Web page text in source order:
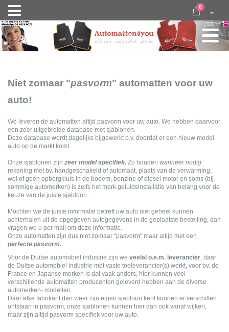
Nav
activeren
door
inhoud
Cart
0 items
Niet zomaar "pasvorm" automatten voor uw
auto!
We leveren de automatten altijd pasvorm voor uw auto. We hebben daarvoor
een zeer uitgebreide database met sjablonen.
Deze database wordt dagelijks bijgewerkt b.v. doordat er een nieuw model
auto op de markt komt.
Onze sjablonen zijn zeer model specifiek. Zo houden wanneer nodig
rekening met bv. handgeschakeld of automaat, plaats van de verwarming,
wel of geen opbergkluis in de bodem, benzine of diesel motor en soms (bij
sommige automerken) is zelfs het merk geluidsinstallatie van belang voor de
keuze van de juiste sjabloon.
Mochten we de juiste informatie betreft uw auto niet geheel kunnen
achterhalen uit de opgegeven autogegevens in de geplaatste bestelling, dan
vragen we u per mail om deze informatie.
Onze automatten zijn dus niet zomaar "pasvorm" maar altijd met een
perfecte pasvorm.
Voor de Duitse automobiel industrie zijn we veelal o.e.m. leverancier, daar
de Duitse automobiel industrie met vaste toeleverancier(s) werkt, voor bv. de
France en Japanse merken is dat vaak anders, hier kunnen veel
verschillende automatten producenten geleverd hebben aan de diverse
automerken- modellen.
Daar elke fabrikant dan weer zijn eigen sjabloon kent kunnen er verschillen
ontstaan in pasvorm, onze sjablonen kunnen hier dan ook vanaf wijken,
maar zijn altijd pasvorm specifiek voor uw auto.